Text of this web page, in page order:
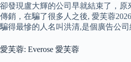
卻發現盧大輝的公司早就結束了，原
傳銷，在騙了很多人之後, 愛芙蓉
騙得最慘的人名叫洪清,是個廣告公司
愛芙蓉: Everose 愛芙蓉